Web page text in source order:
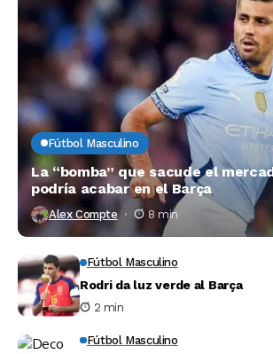
Fútbol Masculino
La “bomba” que sacude el
podría acabar en el Barça
Alex Compte 8 min
Fútbol Masculino
Rodri da luz verde al Barça
2 min
Fútbol Masculino